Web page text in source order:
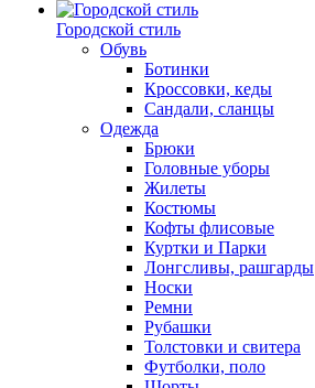
Городской стиль
Обувь
Ботинки
Кроссовки, кеды
Сандали, сланцы
Одежда
Брюки
Головные уборы
Жилеты
Костюмы
Кофты флисовые
Куртки и Парки
Лонгсливы, рашгарды
Носки
Ремни
Рубашки
Толстовки и свитера
Футболки, поло